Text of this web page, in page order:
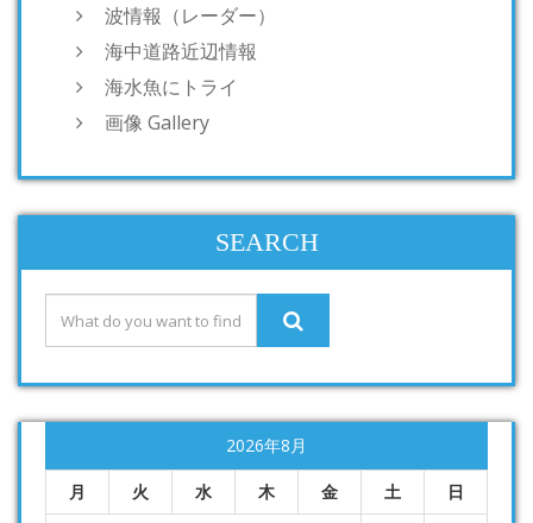
波情報（レーダー）
海中道路近辺情報
海水魚にトライ
画像 Gallery
SEARCH
2026年8月
月 火 水 木 金 土
日